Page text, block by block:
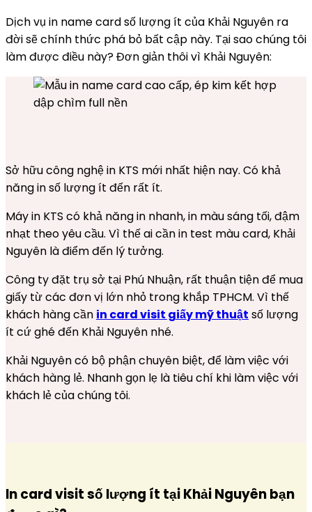
Dịch vụ in name card số lượng ít của Khải Nguyên ra
đời sẽ chính thức phá bỏ bất cập này. Tại sao chúng tôi
làm được điều này? Đơn giản thôi vì Khải Nguyên:
Sở hữu công nghệ in KTS mới nhất hiện nay. Có khả
năng in số lượng ít đến rất ít.
Máy in KTS có khả năng in nhanh, in màu sáng tối, đậm
nhạt theo yêu cầu. Vì thế ai cần in test màu card, Khải
Nguyên là điểm đến lý tưởng.
Công ty đặt trụ sở tại Phú Nhuận, rất thuận tiện để mua
giấy từ các đơn vị lớn nhỏ trong khắp TPHCM. Vì thế
khách hàng cần in card visit giấy mỹ thuật số lượng
ít cứ ghé đến Khải Nguyên nhé.
Khải Nguyên có bộ phận chuyên biệt, để làm việc với
khách hàng lẻ. Nhanh gọn lẹ là tiêu chí khi làm việc với
khách lẻ của chúng tôi.
In card visit số lượng ít tại Khải Nguyên bạn